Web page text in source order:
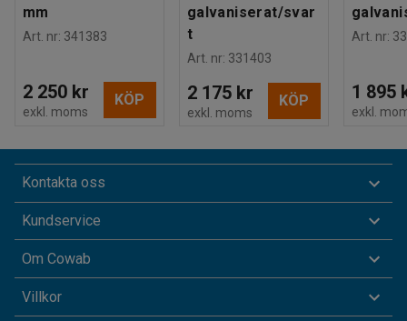
mm
Art. nr: 341383
2 250 kr
exkl. moms
KÖP
galvaniserat/svar
t
Art. nr: 331403
2 175 kr
exkl. moms
KÖP
Art. nr:
1 895
exkl.
Kontakta oss
Kundservice
Om Cowab
Villkor